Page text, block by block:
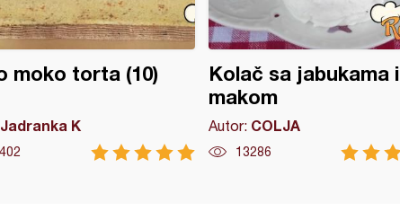
moko torta (10)
Jadranka K
Kolač sa jabukama i
makom
Autor: COLJA
13286